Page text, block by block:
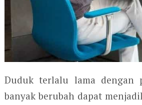
Duduk terlalu lama dengan
banyak berubah dapat